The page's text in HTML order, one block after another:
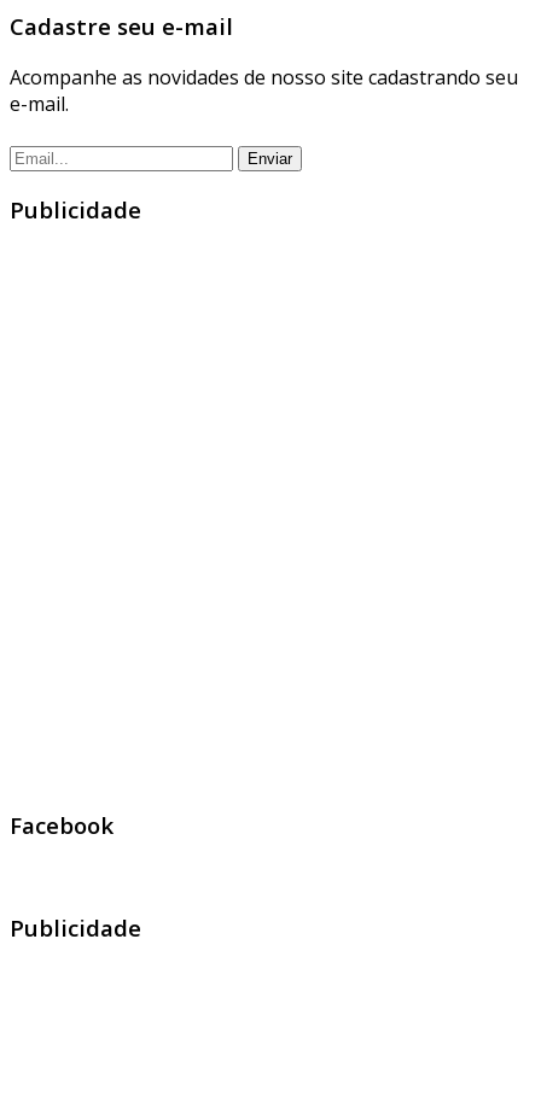
Cadastre seu e-mail
Acompanhe as novidades de nosso site cadastrando seu
e-mail.
Publicidade
Facebook
Publicidade